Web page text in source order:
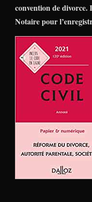
convention de divorce.
Notaire pour